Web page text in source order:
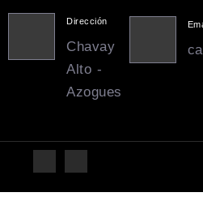
Dirección
Chavay
Alto -
Azogues